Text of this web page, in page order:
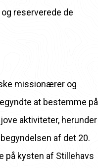
reserverede de
missionærer og
at bestemme på
aktiviteter, herunder
af ​​det 20.
på kysten af ​​Stillehavs